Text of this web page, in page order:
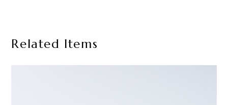
Related Items